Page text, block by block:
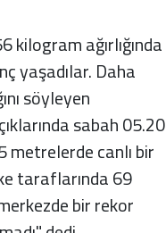
kilogram ağırlığında
yaşadılar. Daha
söyleyen
sabah 05.20
metrelerde canlı bir
taraflarında 69
bir rekor